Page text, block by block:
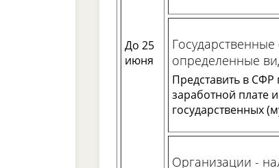
До 25
июня
определенные
Представить в
заработной плате
государственных
Организации -